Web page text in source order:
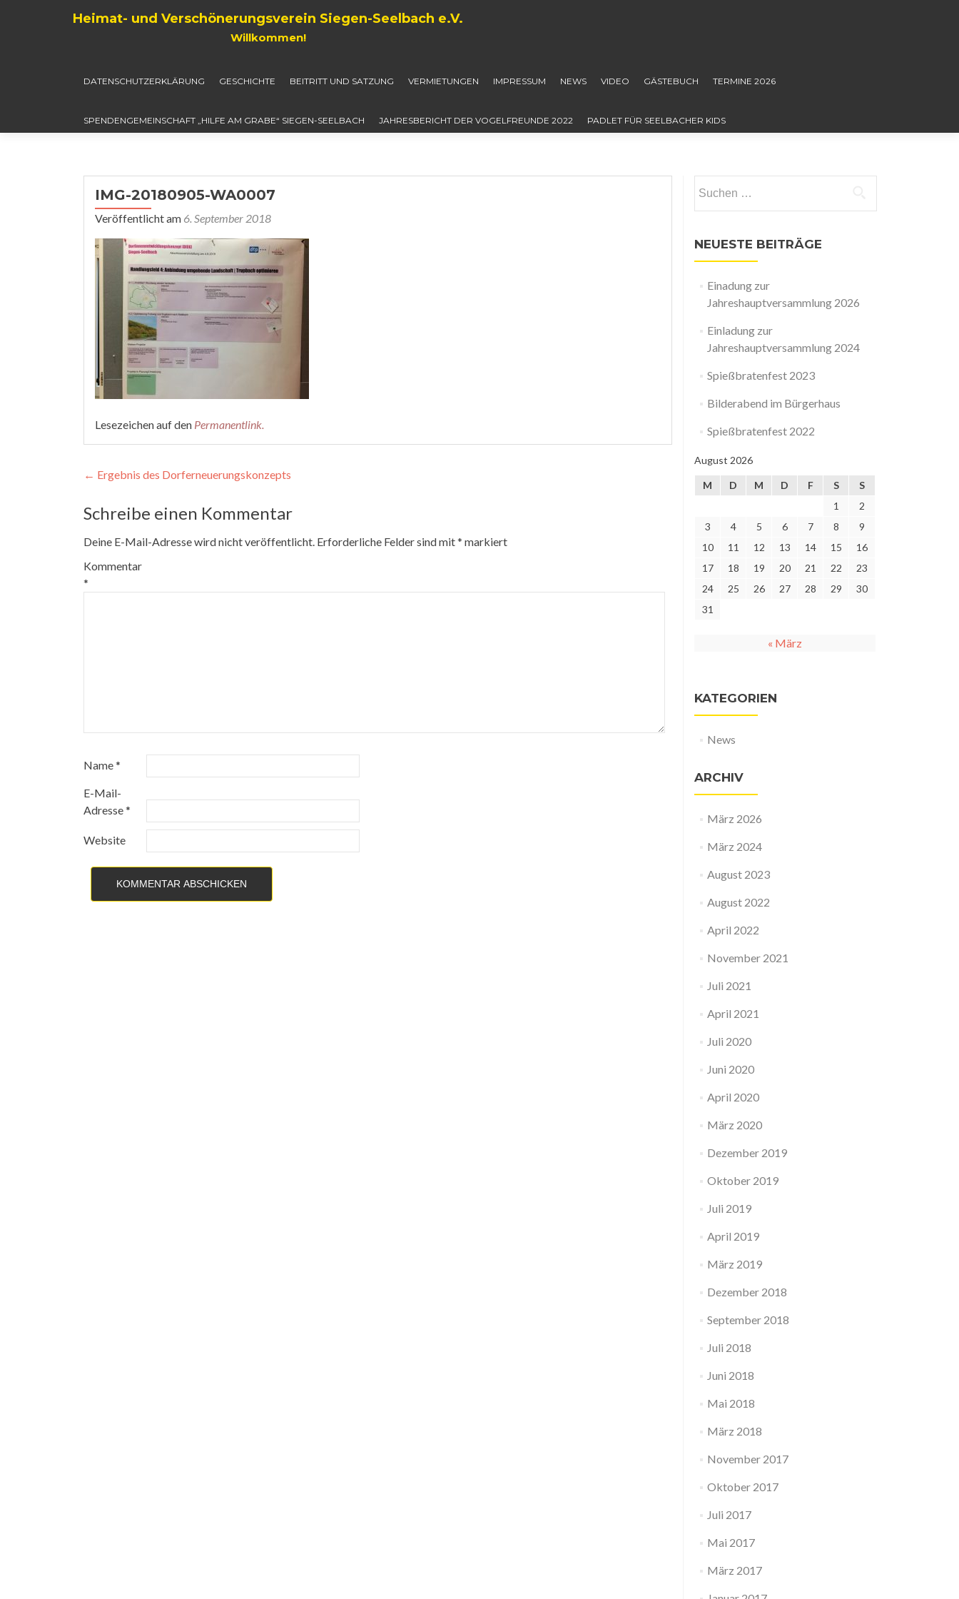
Heimat- und Verschönerungsverein Siegen-Seelbach e.V.
Willkommen!
DATENSCHUTZERKLÄRUNG GESCHICHTE BEITRITT UND SATZUNG VERMIETUNGEN IMPRESSUM NEWS VIDEO GÄSTEBUCH TERMINE 2026
SPENDENGEMEINSCHAFT „HILFE AM GRABE“ SIEGEN-SEELBACH JAHRESBERICHT DER VOGELFREUNDE 2022 PADLET FÜR SEELBACHER KIDS
IMG-20180905-WA0007
Veröffentlicht am 6. September 2018
Lesezeichen auf den Permanentlink.
Beitragsnavigation
← Ergebnis des Dorferneuerungskonzepts
Schreibe einen Kommentar
Deine E-Mail-Adresse wird nicht veröffentlicht. Erforderliche Felder sind mit* markiert
Kommentar
*
Name*
E-Mail-
Adresse*
Website
nach:
NEUESTE BEITRÄGE
Einadung zur
Jahreshauptversammlung 2026
Einladung zur
Jahreshauptversammlung 2024
Spießbratenfest 2023
Bilderabend im Bürgerhaus
Spießbratenfest 2022
August 2026
M D M D F S
S
1
2
3
4 5 6 7 8
9
10
11 12 13 14 15
16
17
18 19 20 21 22
23
24
25 26 27 28 29
30
31
« März
KATEGORIEN
News
ARCHIV
März 2026
März 2024
August 2023
August 2022
April 2022
November 2021
Juli 2021
April 2021
Juli 2020
Juni 2020
April 2020
März 2020
Dezember 2019
Oktober 2019
Juli 2019
April 2019
März 2019
Dezember 2018
September 2018
Juli 2018
Juni 2018
Mai 2018
März 2018
November 2017
Oktober 2017
Juli 2017
Mai 2017
März 2017